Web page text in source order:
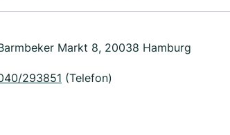
Markt 8, 20038 Hamburg
293851 (Telefon)